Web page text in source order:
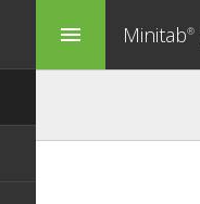
menu Minitab®